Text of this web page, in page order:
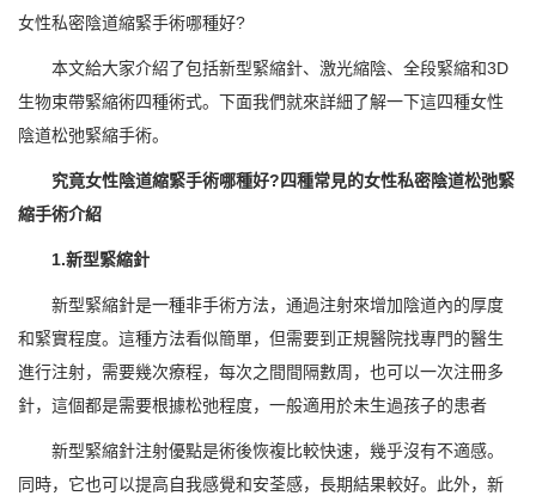
女性私密陰道縮緊手術哪種好?
本文給大家介紹了包括新型緊縮針、激光縮陰、全段緊縮和3D
生物束帶緊縮術四種術式。下面我們就來詳細了解一下這四種女性
陰道松弛緊縮手術。
究竟女性陰道縮緊手術哪種好?四種常見的女性私密陰道松弛緊
縮手術介紹
1.新型緊縮針
新型緊縮針是一種非手術方法，通過注射來增加陰道內的厚度
和緊實程度。這種方法看似簡單，但需要到正規醫院找專門的醫生
進行注射，需要幾次療程，每次之間間隔數周，也可以一次注冊多
針，這個都是需要根據松弛程度，一般適用於未生過孩子的患者
新型緊縮針注射優點是術後恢複比較快速，幾乎沒有不適感。
同時，它也可以提高自我感覺和安荃感，長期結果較好。此外，新